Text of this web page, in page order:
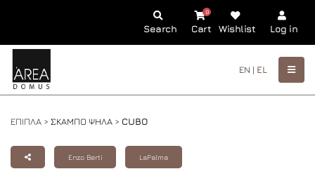
Search Cart
0
Wishlist Log in
EN | EL
ΕΠΙΠΛΑ > ΣΚΑΜΠΟ ΨΗΛΑ > CUBO
Enzo Berti LaPalma